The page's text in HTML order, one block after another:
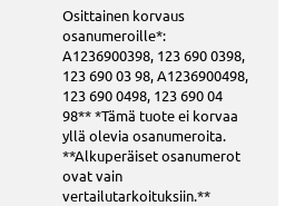
Osittainen korvaus
osanumeroille*:
A1236900398, 123 690 0398,
123 690 03 98, A1236900498,
123 690 0498, 123 690 04
98** *Tämä tuote ei korvaa
yllä olevia osanumeroita.
**Alkuperäiset osanumerot
ovat vain
vertailutarkoituksiin.**